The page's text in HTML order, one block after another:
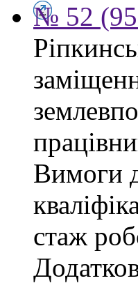
№ 52
Вимоги
стаж